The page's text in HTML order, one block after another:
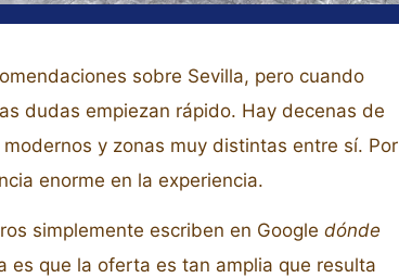
sobre Sevilla, pero cuando
dudas empiezan rápido. Hay decenas de
y zonas muy distintas entre sí. Por
enorme en la experiencia.
simplemente escriben en Google dónde
es que la oferta es tan amplia que resulta